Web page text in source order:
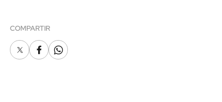
COMPARTIR
X FacebookWhatsapp